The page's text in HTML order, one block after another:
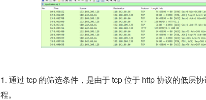
1. 通过 tcp 的筛选条件，是由于 tcp 位于 http 协议的低层
程。